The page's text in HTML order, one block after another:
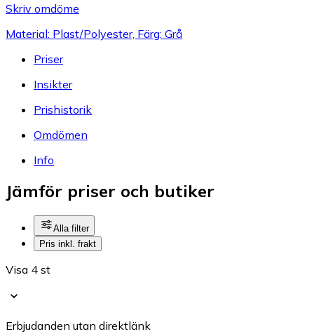
Skriv omdöme
Material: Plast/Polyester, Färg: Grå
Priser
Insikter
Prishistorik
Omdömen
Info
Jämför priser och butiker
Alla filter
Pris inkl. frakt
Visa 4 st
Erbjudanden utan direktlänk